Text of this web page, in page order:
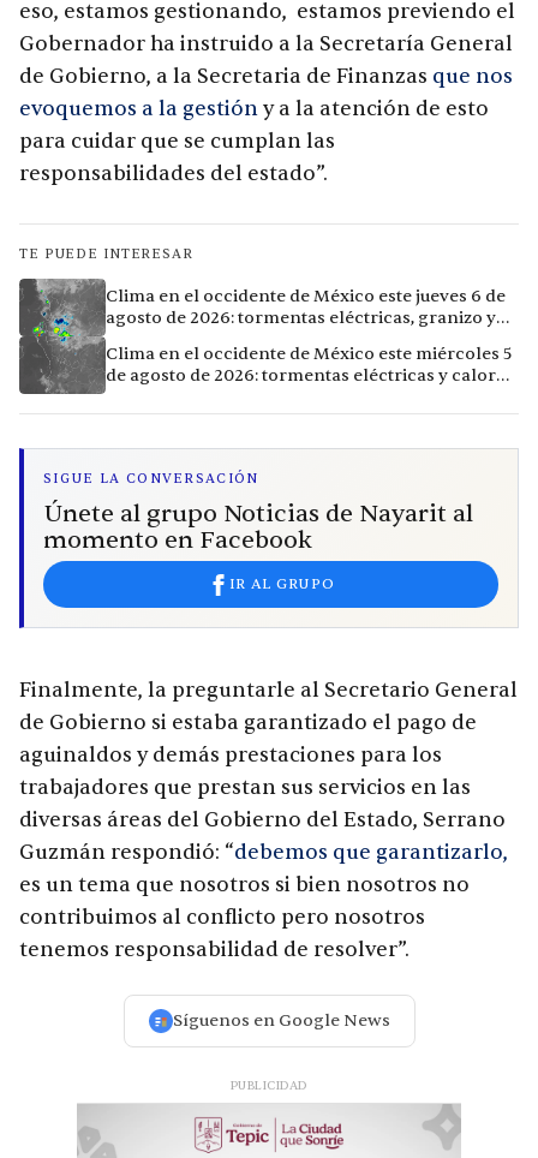
eso, estamos gestionando, estamos previendo el
Gobernador ha instruido a la Secretaría General
de Gobierno, a la Secretaria de Finanzas que nos
evoquemos a la gestióny a la atención de esto
para cuidar que se cumplan las
responsabilidades del estado”.
TE PUEDE INTERESAR
Clima en el occidente de México este jueves 6 de
agosto de 2026: tormentas eléctricas, granizo y
Clima en el occidente de México este miércoles 5
de agosto de 2026: tormentas eléctricas y calor
SIGUE LA CONVERSACIÓN
Únete al grupo Noticias de Nayarit al
momento en Facebook
IR AL GRUPO
Finalmente, la preguntarle al Secretario General
de Gobierno si estaba garantizado el pago de
aguinaldos y demás prestaciones para los
trabajadores que prestan sus servicios en las
diversas áreas del Gobierno del Estado, Serrano
Guzmán respondió: “debemos que garantizarlo,
es un tema que nosotros si bien nosotros no
contribuimos al conflicto pero nosotros
tenemos responsabilidad de resolver”.
Síguenos en Google News
PUBLICIDAD